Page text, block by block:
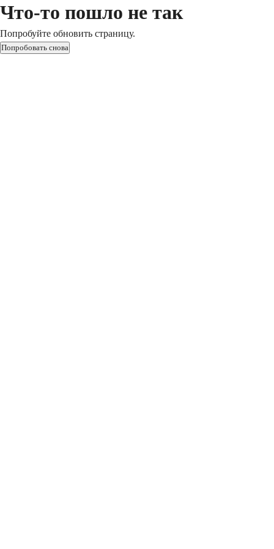
Что-то пошло не так
Попробуйте обновить страницу.
Попробовать снова